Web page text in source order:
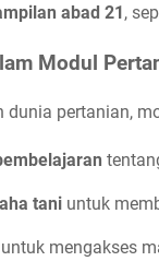
abad 21,
Modul
dunia pertanian,
tani untuk
untuk mengakses